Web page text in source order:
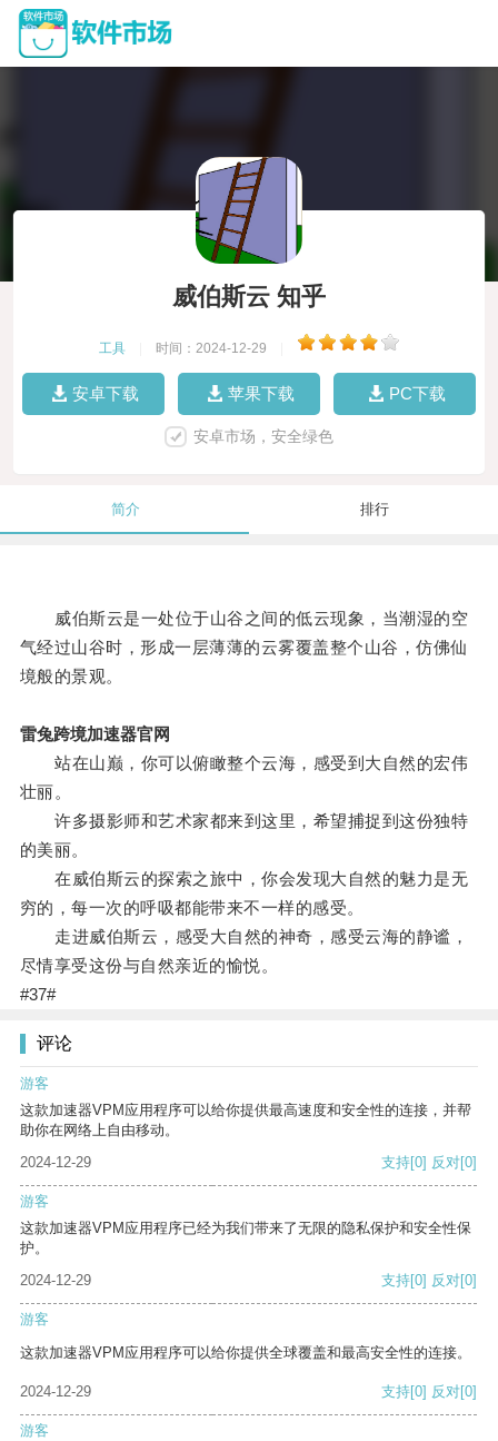
威伯斯云 知乎
工具 时间：2024-12-29
安卓下载 苹果下载 PC下载
安卓市场，安全绿色
简介 排行
威伯斯云是一处位于山谷之间的低云现象，当潮湿的空
气经过山谷时，形成一层薄薄的云雾覆盖整个山谷，仿佛仙
境般的景观。
雷兔跨境加速器官网
站在山巅，你可以俯瞰整个云海，感受到大自然的宏伟
壮丽。
许多摄影师和艺术家都来到这里，希望捕捉到这份独特
的美丽。
在威伯斯云的探索之旅中，你会发现大自然的魅力是无
穷的，每一次的呼吸都能带来不一样的感受。
走进威伯斯云，感受大自然的神奇，感受云海的静谧，
尽情享受这份与自然亲近的愉悦。
#37#
评论
游客
这款加速器VPM应用程序可以给你提供最高速度和安全性的连接，并帮
助你在网络上自由移动。
2024-12-29
支持[0] 反对[0]
游客
这款加速器VPM应用程序已经为我们带来了无限的隐私保护和安全性保
护。
2024-12-29
支持[0] 反对[0]
游客
这款加速器VPM应用程序可以给你提供全球覆盖和最高安全性的连接。
2024-12-29 支持[0] 反对[0]
游客